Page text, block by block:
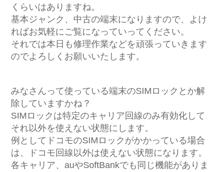
くらいはありますね。
基本ジャンク、中古の端末になりますので、よけ
ればお気軽にご覧になっていってください。
それでは本日も修理作業などを頑張っていきます
のでよろしくお願いいたします。
みなさんって使っている端末のSIMロックとか解
除していますかね？
SIMロックは特定のキャリア回線のみ有効化して
それ以外を使えない状態にします。
例としてドコモのSIMロックがかかっている場合
は、ドコモ回線以外は使えない状態になります。
各キャリア、auやSoftBankでも同じ機能がありま